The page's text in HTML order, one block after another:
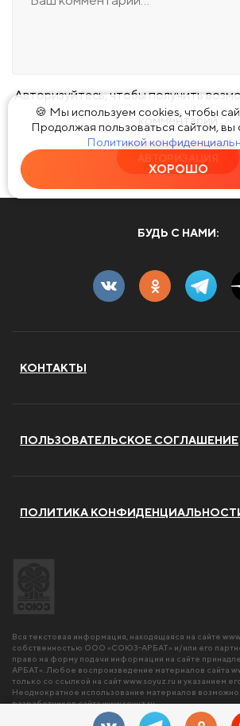
Авторизуйтесь, чтобы получить
комментарий
БУДЬ С НАМИ:
КОНТАКТЫ
ПОЛЬЗОВАТЕЛЬСКОЕ СОГЛАШЕНИЕ
ПОЛИТИКА
Вся текстовая информация, находящаяся на сайте
собственностью ООО «СОЮЗ-АРБАТ» и/или его
право на форму подачи информации на сайте
АРБАТ». Любое воспроизведение материалов сайта
только со ссылкой на сайтwww.soyuz.ru и указанием
Неоднократное использование материалов
разработчиков сайтаwww.soyuz.ru.
🍪 Мы используем cookies, чтобы
Продолжая пользоваться сайтом, вы
Политикой
ХОРОШО